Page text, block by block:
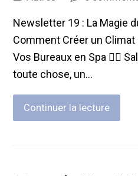
Newsletter 19 : La Magie
Comment Créer un
Vos Bureaux en Spa 🧘‍♀️
toute chose, un…
Continuer la lecture